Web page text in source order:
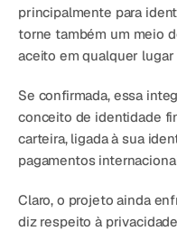
principalmente para
torne também um meio
aceito em qualquer lugar
Se confirmada, essa
conceito de identidade
carteira, ligada à sua
pagamentos
Claro, o projeto ainda
diz respeito à